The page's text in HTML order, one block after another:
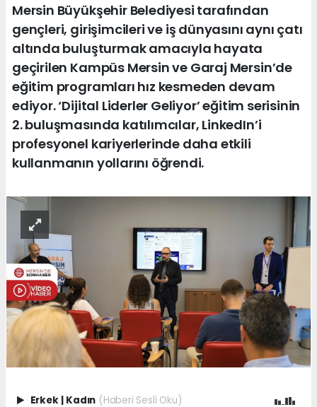
Mersin Büyükşehir Belediyesi tarafından
gençleri, girişimcileri ve iş dünyasını aynı çatı
altında buluşturmak amacıyla hayata
geçirilen Kampüs Mersin ve Garaj Mersin’de
eğitim programları hız kesmeden devam
ediyor. ‘Dijital Liderler Geliyor’ eğitim serisinin
2. buluşmasında katılımcılar, LinkedIn’i
profesyonel kariyerlerinde daha etkili
kullanmanın yollarını öğrendi.
Erkek | Kadın (Haberi Sesli Oku)